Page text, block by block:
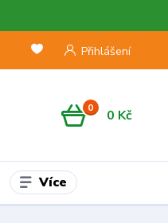
Přihlášení
0 0 Kč
Více